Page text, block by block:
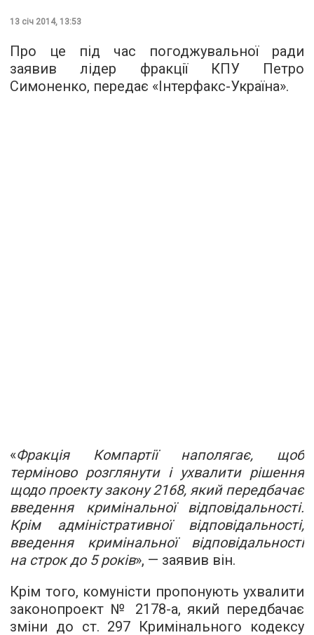
13 січ 2014, 13:53
Про це під час погоджувальної ради
заявив лідер фракції КПУ Петро
Симоненко, передає «Інтерфакс-Україна».
«Фракція Компартії наполягає, щоб
терміново розглянути і ухвалити рішення
щодо проекту закону 2168, який передбачає
введення кримінальної відповідальності.
Крім адміністративної відповідальності,
введення кримінальної відповідальності
на строк до 5 років», — заявив він.
Крім того, комуністи пропонують ухвалити
законопроект № 2178-а, який передбачає
зміни до ст. 297 Кримінального кодексу